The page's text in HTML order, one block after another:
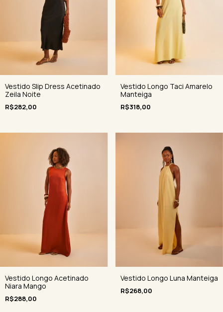
Vestido Slip Dress Acetinado
Zeila Noite
R$282,00
Vestido Longo Taci Amarelo
Manteiga
R$318,00
Vestido Longo Acetinado
Niara Mango
R$288,00
Vestido Longo Luna Manteiga
R$268,00